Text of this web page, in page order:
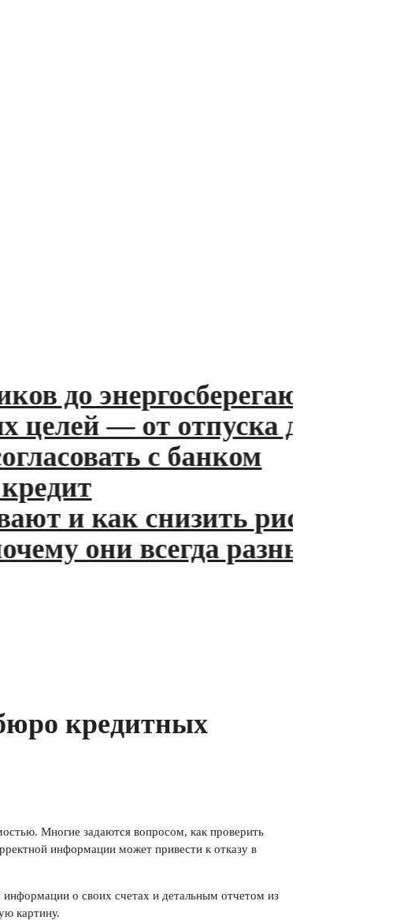
до энергосберегающих ламп
— от отпуска до пенсии
с банком
и как снизить риски
они всегда разные
кредитных
Многие задаются вопросом, как проверить
информации может привести к отказу в
о своих счетах и детальным отчетом из
картину.